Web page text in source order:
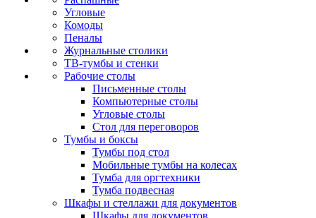
Угловые
Комоды
Пеналы
Журнальные столики
ТВ‑тумбы и стенки
Рабочие столы
Письменные столы
Компьютерные столы
Угловые столы
Стол для переговоров
Тумбы и боксы
Тумбы под стол
Мобильные тумбы на колесах
Тумба для оргтехники
Тумба подвесная
Шкафы и стеллажи для документов
Шкафы для документов